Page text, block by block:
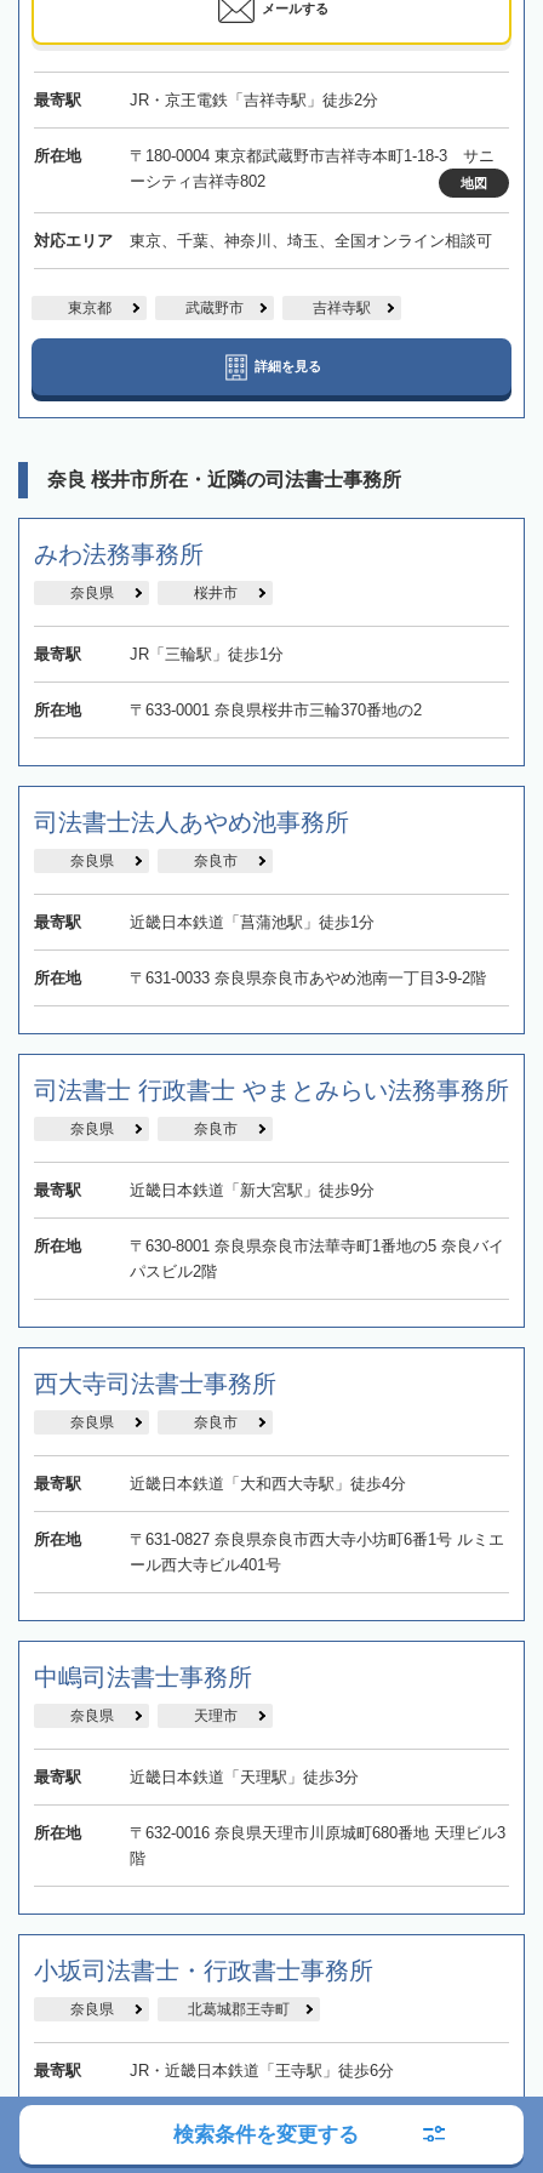
メールする
最寄駅 JR・京王電鉄「吉祥寺駅」徒歩2分
所在地
〒180-0004 東京都武蔵野市吉祥寺本町1-18-3 サニ
ーシティ吉祥寺802
地図
対応エリア 東京、千葉、神奈川、埼玉、全国オンライン相談可
東京都 武蔵野市 吉祥寺駅
詳細を見る
奈良 桜井市所在・近隣の司法書士事務所
みわ法務事務所
奈良県 桜井市
最寄駅 JR「三輪駅」徒歩1分
所在地 〒633-0001 奈良県桜井市三輪370番地の2
司法書士法人あやめ池事務所
奈良県 奈良市
最寄駅 近畿日本鉄道「菖蒲池駅」徒歩1分
所在地 〒631-0033 奈良県奈良市あやめ池南一丁目3-9-2階
司法書士 行政書士 やまとみらい法務事務所
奈良県 奈良市
最寄駅 近畿日本鉄道「新大宮駅」徒歩9分
所在地
〒630-8001 奈良県奈良市法華寺町1番地の5 奈良バイ
パスビル2階
西大寺司法書士事務所
奈良県 奈良市
最寄駅 近畿日本鉄道「大和西大寺駅」徒歩4分
所在地
〒631-0827 奈良県奈良市西大寺小坊町6番1号 ルミエ
ール西大寺ビル401号
中嶋司法書士事務所
奈良県 天理市
最寄駅 近畿日本鉄道「天理駅」徒歩3分
所在地
〒632-0016 奈良県天理市川原城町680番地 天理ビル3
階
小坂司法書士・行政書士事務所
奈良県 北葛城郡王寺町
最寄駅 JR・近畿日本鉄道「王寺駅」徒歩6分
〒636-0002 奈良県北葛城郡王寺町王寺2‐5‐16 アビタ
検索条件を変更する